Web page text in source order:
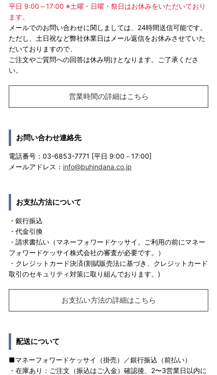
平日 9:00～17:00 ※土曜・日曜・祭日はお休みをいただいており
ます。
メールでのお問い合わせに関しましては、24時間送信可能です。
ただし、土日祝など弊社休業日はメール返信をお休みさせていた
だいておりますので、
ご注文やご質問への回答は休み明けとなります。ご了承くださ
い。
営業時間の詳細はこちら
お問い合わせ連絡先
電話番号：03-6853-7771 [平日 9:00－17:00]
メールアドレス： info@buhindana.co.jp
お支払方法について
・銀行振込
・代金引換
・請求書払い（マネーフォワードケッサイ。ご利用の前にマネー
フォワードケッサイ株式会社の審査が必要です。）
・クレジットカード決済(割賦販売法に基づき、クレジットカード
取引のセキュリティ対策に取り組んでおります。)
お支払い方法の詳細はこちら
配送について
■マネーフォワードケッサイ（掛売）／銀行振込（前払い）
・在庫あり：ご注文（振込はご入金）確認後、2〜3営業日以内に